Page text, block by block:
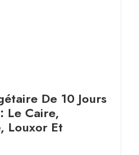
De 10 Jours
Le Caire,
Louxor Et